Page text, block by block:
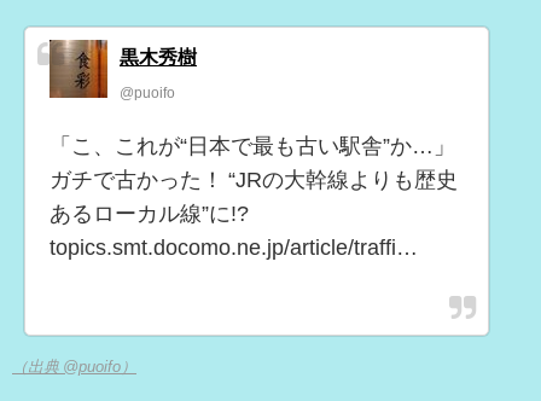
黒木秀樹
@puoifo
「こ、これが“日本で最も古い駅舎”か…」
ガチで古かった！ “JRの大幹線よりも歴史
あるローカル線”に!?
topics.smt.docomo.ne.jp/article/traffi…
（出典 @puoifo）